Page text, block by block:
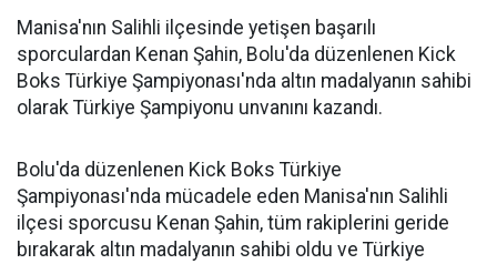
Manisa'nın Salihli ilçesinde yetişen başarılı
sporculardan Kenan Şahin, Bolu'da düzenlenen Kick
Boks Türkiye Şampiyonası'nda altın madalyanın sahibi
olarak Türkiye Şampiyonu unvanını kazandı.
Bolu'da düzenlenen Kick Boks Türkiye
Şampiyonası'nda mücadele eden Manisa'nın Salihli
ilçesi sporcusu Kenan Şahin, tüm rakiplerini geride
bırakarak altın madalyanın sahibi oldu ve Türkiye